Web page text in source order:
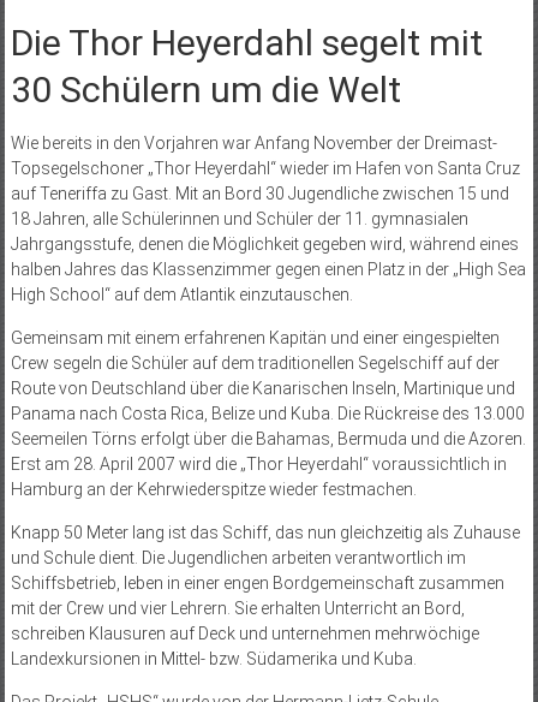
Die Thor Heyerdahl segelt mit
30 Schülern um die Welt
Wie bereits in den Vorjahren war Anfang November der Dreimast-
Topsegelschoner „Thor Heyerdahl“ wieder im Hafen von Santa Cruz
auf Teneriffa zu Gast. Mit an Bord 30 Jugendliche zwischen 15 und
18 Jahren, alle Schülerinnen und Schüler der 11. gymnasialen
Jahrgangsstufe, denen die Möglichkeit gegeben wird, während eines
halben Jahres das Klassenzimmer gegen einen Platz in der „High Sea
High School“ auf dem Atlantik einzutauschen.
Gemeinsam mit einem erfahrenen Kapitän und einer eingespielten
Crew segeln die Schüler auf dem traditionellen Segelschiff auf der
Route von Deutschland über die Kanarischen Inseln, Martinique und
Panama nach Costa Rica, Belize und Kuba. Die Rückreise des 13.000
Seemeilen Törns erfolgt über die Bahamas, Bermuda und die Azoren.
Erst am 28. April 2007 wird die „Thor Heyerdahl“ voraussichtlich in
Hamburg an der Kehrwiederspitze wieder festmachen.
Knapp 50 Meter lang ist das Schiff, das nun gleichzeitig als Zuhause
und Schule dient. Die Jugendlichen arbeiten verantwortlich im
Schiffsbetrieb, leben in einer engen Bordgemeinschaft zusammen
mit der Crew und vier Lehrern. Sie erhalten Unterricht an Bord,
schreiben Klausuren auf Deck und unternehmen mehrwöchige
Landexkursionen in Mittel- bzw. Südamerika und Kuba.